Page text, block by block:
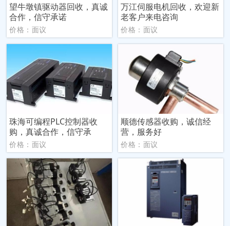
望牛墩镇驱动器回收，真诚
合作，信守承诺
价格：面议
万江伺服电机回收，欢迎新
老客户来电咨询
价格：面议
珠海可编程PLC控制器收
购，真诚合作，信守承
价格：面议
顺德传感器收购，诚信经
营，服务好
价格：面议